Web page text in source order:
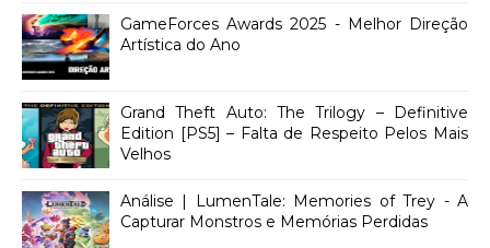
GameForces Awards 2025 - Melhor Direção
Artística do Ano
Grand Theft Auto: The Trilogy – Definitive
Edition [PS5] – Falta de Respeito Pelos Mais
Velhos
Análise | LumenTale: Memories of Trey - A
Capturar Monstros e Memórias Perdidas